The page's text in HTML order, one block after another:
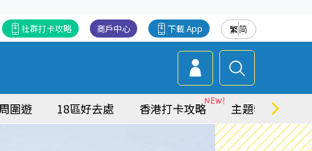
繁简
下載 App
商戶中心
社群打卡攻略
圍遊 18區好去處 香港打卡攻略 主題特集